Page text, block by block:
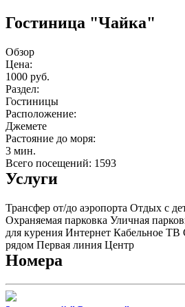
Гостиница "Чайка"
Обзор
Цена:
1000 руб.
Раздел:
Гостиницы
Расположение:
Джемете
Растояние до моря:
3 мин.
Всего посещений: 1593
Услуги
Трансфер от/до аэропорта Отдых с
Охраняемая парковка Уличная
для курения Интернет Кабельное ТВ
рядом Первая линия Центр
Номера